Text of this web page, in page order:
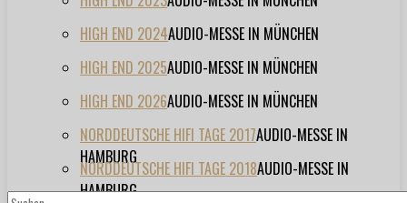
HIGH END 2024AUDIO-MESSE IN MÜNCHEN
HIGH END 2025AUDIO-MESSE IN MÜNCHEN
HIGH END 2026AUDIO-MESSE IN MÜNCHEN
NORDDEUTSCHE HIFI TAGE 2017AUDIO-MESSE IN
HAMBURG
NORDDEUTSCHE HIFI TAGE 2018AUDIO-MESSE IN
HAMBURG